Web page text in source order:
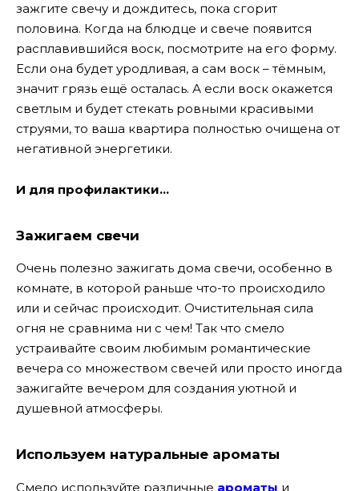
зажгите свечу и дождитесь, пока сгорит
половина. Когда на блюдце и свече появится
расплавившийся воск, посмотрите на его форму.
Если она будет уродливая, а сам воск – тёмным,
значит грязь ещё осталась. А если воск окажется
светлым и будет стекать ровными красивыми
струями, то ваша квартира полностью очищена от
негативной энергетики.
И для профилактики…
Зажигаем свечи
Очень полезно зажигать дома свечи, особенно в
комнате, в которой раньше что-то происходило
или и сейчас происходит. Очистительная сила
огня не сравнима ни с чем! Так что смело
устраивайте своим любимым романтические
вечера со множеством свечей или просто иногда
зажигайте вечером для создания уютной и
душевной атмосферы.
Используем натуральные ароматы
Смело используйте различные ароматы и